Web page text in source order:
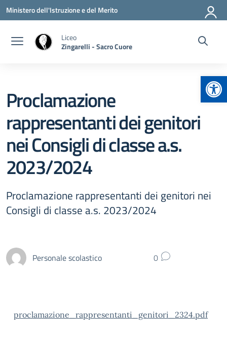
Vai ai contenuti
Vai al menu di navigazione
Vai al footer
Ministero dell'Istruzione e del Merito
Liceo
Zingarelli - Sacro Cuore
Proclamazione
rappresentanti dei genitori
nei Consigli di classe a.s.
2023/2024
Proclamazione rappresentanti dei genitori nei
Consigli di classe a.s. 2023/2024
Personale scolastico 0
proclamazione_rappresentanti_genitori_2324.pdf